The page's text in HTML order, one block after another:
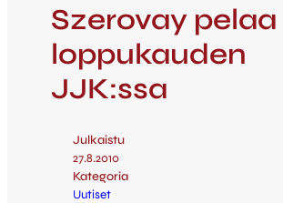
Szerovay pelaa
loppukauden
JJK:ssa
Julkaistu
27.8.2010
Kategoria
Uutiset